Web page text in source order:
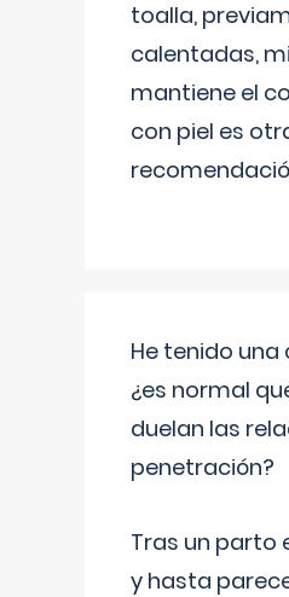
toalla,
calentadas,
mantiene el
con piel es
He tenido una
¿es normal
duelan las
penetración?
Tras un parto
y hasta